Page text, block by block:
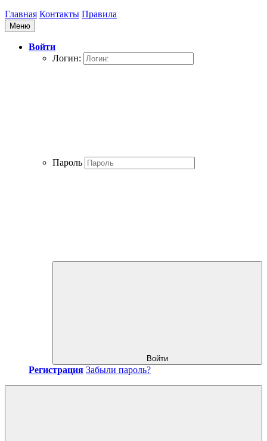
Главная Контакты Правила
Меню
Войти
Логин:
Пароль
Войти
Регистрация Забыли пароль?